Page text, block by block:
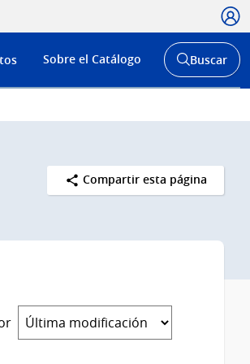
Menú
de
Sobre el Catálogo
Abrir
buscador
Buscar
Compartir esta página